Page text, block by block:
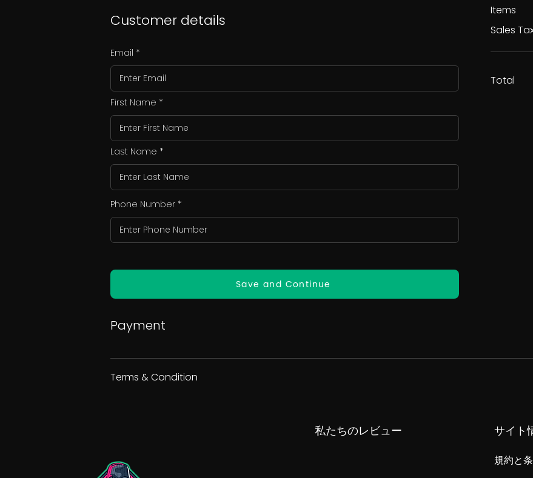
Customer details
Email
First Name
Last Name
Phone Number
Save and Continue
Items
Sales
Total
Payment
Terms & Condition
私たちのレビュー サイト
規約と